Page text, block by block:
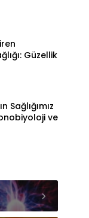
Güzellik
Sağlığımız
ve